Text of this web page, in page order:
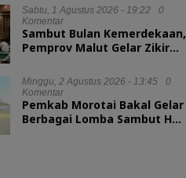
Sabtu, 1 Agustus 2026 - 19:22
0
Komentar
Sambut Bulan Kemerdekaan,
Pemprov Malut Gelar Zikir
Minggu, 2 Agustus 2026 - 13:45
0
Komentar
Pemkab Morotai Bakal Gelar
Berbagai Lomba Sambut HUT